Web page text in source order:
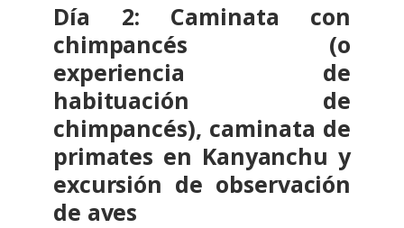
Día 2: Caminata con
chimpancés (o
experiencia de
habituación de
chimpancés), caminata de
primates en Kanyanchu y
excursión de observación
de aves